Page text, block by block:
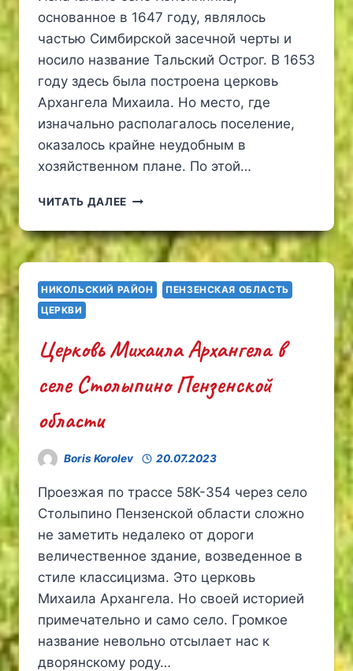
основанное в 1647 году, являлось
частью Симбирской засечной черты и
носило название Тальский Острог. В 1653
году здесь была построена церковь
Архангела Михаила. Но место, где
изначально располагалось поселение,
оказалось крайне неудобным в
хозяйственном плане. По этой…
ЧИТАТЬ ДАЛЕЕ ЦЕРКОВЬ
АРХАНГЕЛА
В
СЕЛЕ
КОНОПЛЯНКА
УЛЬЯНОВСКОЙ
НИКОЛЬСКИЙ РАЙОН
ПЕНЗЕНСКАЯ ОБЛАСТЬ
ЦЕРКВИ
Церковь Михаила Архангела в
селе Столыпино Пензенской
области
Boris Korolev 20.07.2023
Проезжая по трассе 58К-354 через село
Столыпино Пензенской области сложно
не заметить недалеко от дороги
величественное здание, возведенное в
стиле классицизма. Это церковь
Михаила Архангела. Но своей историей
примечательно и само село. Громкое
название невольно отсылает нас к
дворянскому роду…